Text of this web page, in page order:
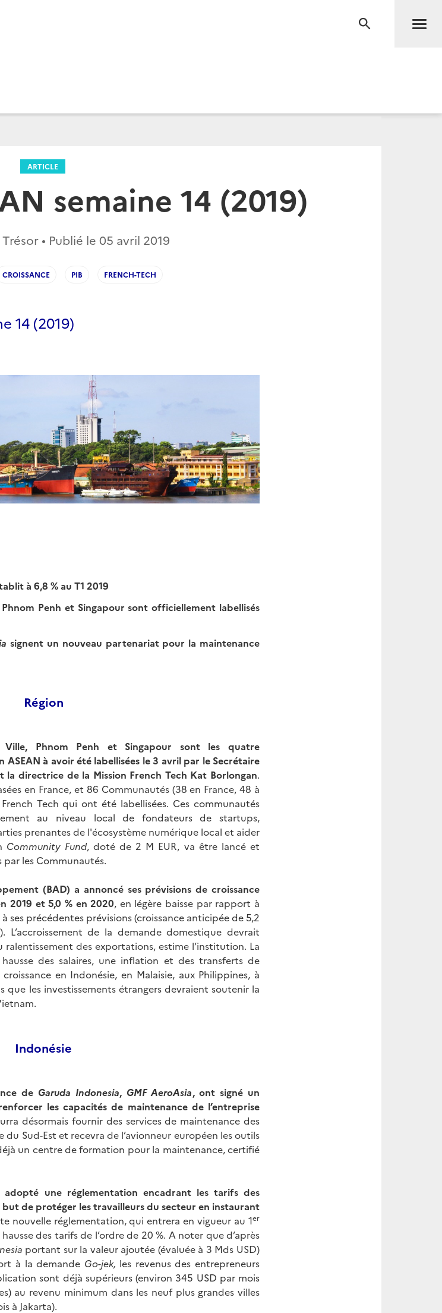
RECHERCHE
ARTICLE
semaine 14 (2019)
• Publié le 05 avril 2019
CROISSANCE PIB FRENCH-TECH
14 (2019)
à 6,8 % au T1 2019
Penh et Singapour sont officiellement labellisés
signent un nouveau partenariat pour la maintenance
Région
Ville, Phnom Penh et Singapour sont les quatre
ASEAN à avoir été labellisées le 3 avril par le Secrétaire
la directrice de la Mission French Tech Kat Borlongan.
en France, et 86 Communautés (38 en France, 48 à
Tech qui ont été labellisées. Ces communautés
au niveau local de fondateurs de startups,
prenantes de l'écosystème numérique local et aider
Community Fund, doté de 2 M EUR, va être lancé et
les Communautés.
(BAD) a annoncé ses prévisions de croissance
2019 et 5,0 % en 2020, en légère baisse par rapport à
ses précédentes prévisions (croissance anticipée de 5,2
L’accroissement de la demande domestique devrait
des exportations, estime l’institution. La
des salaires, une inflation et des transferts de
en Indonésie, en Malaisie, aux Philippines, à
que les investissements étrangers devraient soutenir la
Indonésie
de Garuda Indonesia,GMF AeroAsia, ont signé un
les capacités de maintenance de l’entreprise
désormais fournir des services de maintenance des
du Sud-Est et recevra de l’avionneur européen les outils
un centre de formation pour la maintenance, certifié
adopté une réglementation encadrant les tarifs des
de protéger les travailleurs du secteur en instaurant
nouvelle réglementation, qui entrera en vigueur au 1er
des tarifs de l’ordre de 20 %. A noter que d’après
portant sur la valeur ajoutée (évaluée à 3 Mds USD)
à la demande Go-jek, les revenus des entrepreneurs
sont déjà supérieurs (environ 345 USD par mois
au revenu minimum dans les neuf plus grandes villes
à Jakarta).